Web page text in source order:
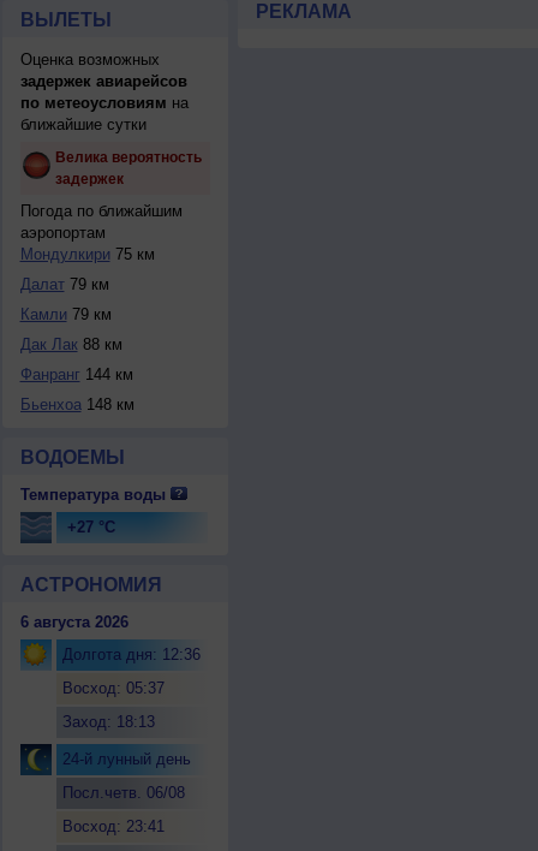
ВЫЛЕТЫ
Оценка возможных
задержек авиарейсов
по метеоусловиям на
ближайшие сутки
Велика вероятность
задержек
Погода по ближайшим
аэропортам
Мондулкири 75 км
Далат79 км
Камли 79 км
Дак Лак88 км
Фанранг 144 км
Бьенхоа148 км
ВОДОЕМЫ
Температура воды
+27 °C
АСТРОНОМИЯ
6 августа 2026
Долгота дня: 12:36
Восход: 05:37
Заход: 18:13
24-й лунный день
Посл.четв. 06/08
Восход: 23:41
РЕКЛАМА